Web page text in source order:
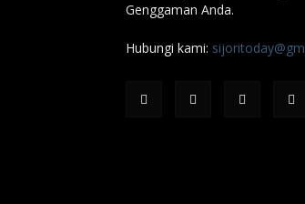
Genggaman Anda.
Hubungi kami: